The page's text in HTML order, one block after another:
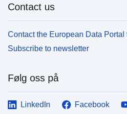
Contact us
Contact the European Data Portal
Subscribe to newsletter
Følg oss på
LinkedIn Facebook